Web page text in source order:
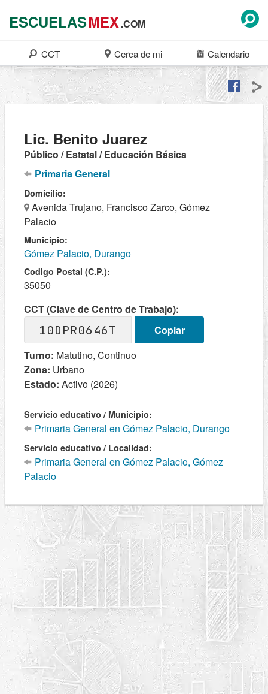
ESCUELASMEX.COM
CCT Cerca de mi Calendario
Lic. Benito Juarez
Público / Estatal / Educación Básica
Primaria General
Domicilio:
Avenida Trujano, Francisco Zarco, Gómez
Palacio
Municipio:
Gómez Palacio, Durango
Codigo Postal (C.P.):
35050
CCT (Clave de Centro de Trabajo):
10DPR0646T
Copiar
Turno: Matutino, Continuo
Zona: Urbano
Estado: Activo (2026)
Servicio educativo / Municipio:
Primaria General en Gómez Palacio, Durango
Servicio educativo / Localidad:
Primaria General en Gómez Palacio, Gómez
Palacio